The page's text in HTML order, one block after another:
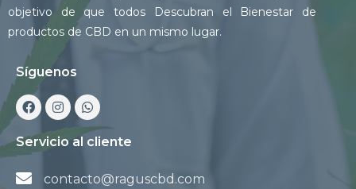
objetivo de que todos Descubran el Bienestar de
productos de CBD en un mismo lugar.
Síguenos
Servicio al cliente
contacto@raguscbd.com